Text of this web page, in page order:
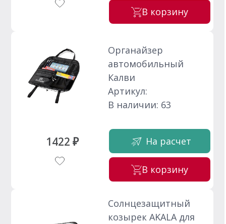
В корзину
1422 ₽
Органайзер
автомобильный
Калви
Артикул:
В наличии: 63
На расчет
В корзину
Солнцезащитный
козырек AKALA для